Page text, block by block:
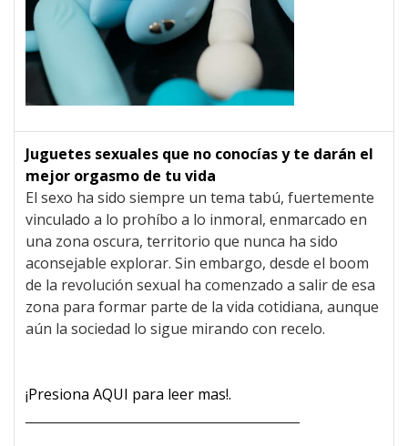
Juguetes sexuales que no conocías y te darán el
mejor orgasmo de tu vida
El sexo ha sido siempre un tema tabú, fuertemente
vinculado a lo prohíbo a lo inmoral, enmarcado en
una zona oscura, territorio que nunca ha sido
aconsejable explorar. Sin embargo, desde el boom
de la revolución sexual ha comenzado a salir de esa
zona para formar parte de la vida cotidiana, aunque
aún la sociedad lo sigue mirando con recelo.
¡Presiona AQUI para leer mas!.